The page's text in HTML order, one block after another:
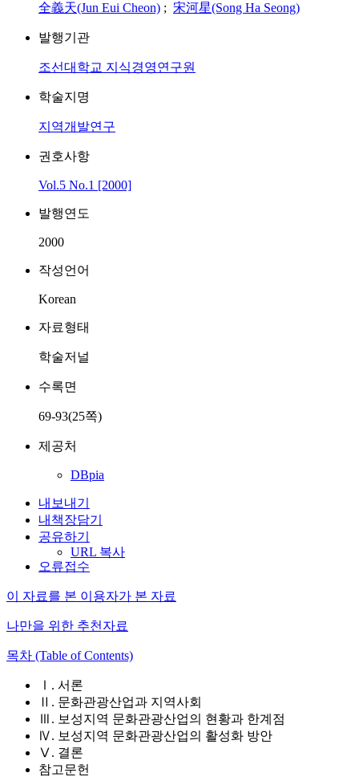
全義天(Jun Eui Cheon) ; 宋河星(Song Ha Seong)
발행기관
조선대학교 지식경영연구원
학술지명
지역개발연구
권호사항
Vol.5 No.1 [2000]
발행연도
2000
작성언어
Korean
자료형태
학술저널
수록면
69-93(25쪽)
제공처
DBpia
내보내기
내책장담기
공유하기
URL 복사
오류접수
이 자료를 본 이용자가 본 자료
나만을 위한 추천자료
목차 (Table of Contents)
Ⅰ. 서론
Ⅱ. 문화관광산업과 지역사회
Ⅲ. 보성지역 문화관광산업의 현황과 한계점
Ⅳ. 보성지역 문화관광산업의 활성화 방안
Ⅴ. 결론
참고문헌